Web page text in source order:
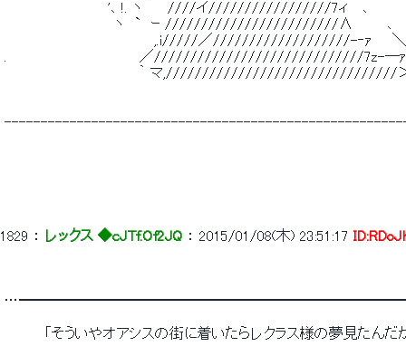
'､ !. ヽ　　 ////イ/////////////////7ィ　 ､　　 　
ヽ　`　ｰ ////////////////////////∧ 　 　 ､
,.i/////／///////////////////-‐ｧ　　＼　　
.　　　　　　　 　 　 　 　 ／/////////////////////////////7z-―ｧ
｀ マ,////////////////////////////////＞ 　 ヽ
1829 ： レックス ◆cJTf.Of2JQ ： 2015/01/08(木) 23:51:17
「そういやオアシスの街に着いたらレクラス様の夢見たんだ